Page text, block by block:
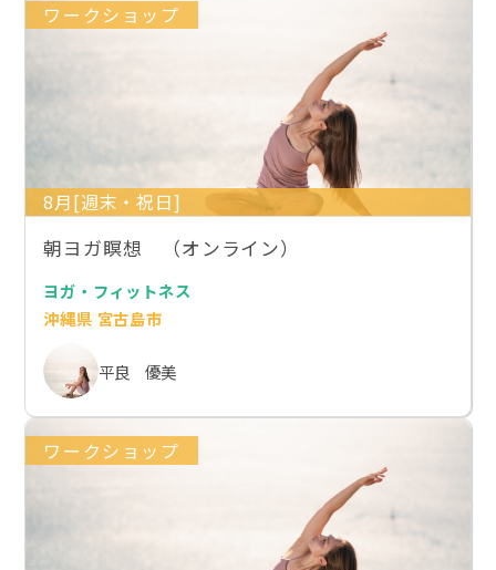
ワークショップ
8月[週末・祝日]
朝ヨガ瞑想 （オンライン）
ヨガ・フィットネス
沖縄県 宮古島市
平良 優美
ワークショップ